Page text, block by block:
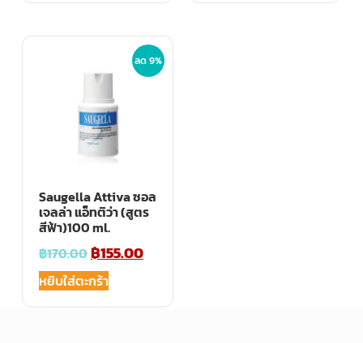
ลด 9%
Saugella Attiva ซอล
เจลล่า แอ็ทติว่า (สูตร
สีฟ้า)100 ml.
฿170.00฿155.00
หยิบใส่ตะกร้า